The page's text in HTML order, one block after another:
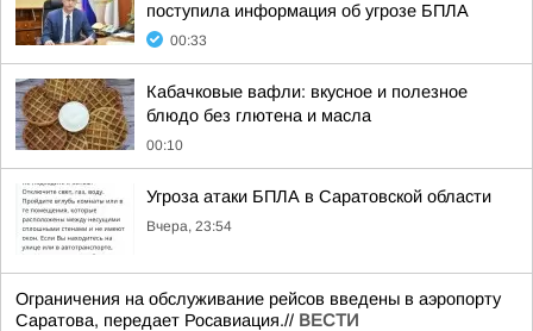
поступила информация об угрозе БПЛА
00:33
Кабачковые вафли: вкусное и полезное
блюдо без глютена и масла
00:10
Угроза атаки БПЛА в Саратовской области
Вчера, 23:54
Ограничения на обслуживание рейсов введены в аэропорту
Саратова, передает Росавиация.// ВЕСТИ